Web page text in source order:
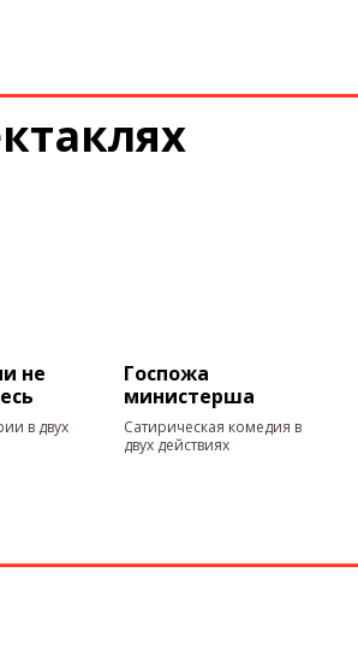
не
в двух
Госпожа
министерша
Сатирическая комедия в
двух действиях